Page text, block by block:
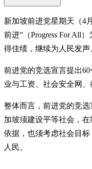
新加坡前进党星期天（4
前进”（Progress For All
得佳绩，继续为人民发声
前进党的竞选宣言提出
业与工资、社会安全网、
整体而言，前进党的竞
加坡须建设平等社会，
依据，也须考虑社会目
人民。